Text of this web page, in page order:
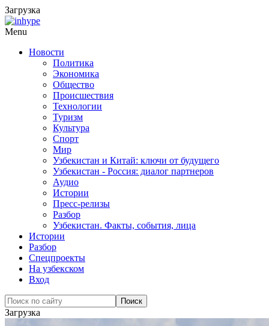
Загрузка
Menu
Новости
Политика
Экономика
Общество
Происшествия
Технологии
Туризм
Культура
Спорт
Мир
Узбекистан и Китай: ключи от будущего
Узбекистан - Россия: диалог партнеров
Аудио
Истории
Пресс-релизы
Разбор
Узбекистан. Факты, события, лица
Истории
Разбор
Спецпроекты
На узбекском
Вход
Загрузка